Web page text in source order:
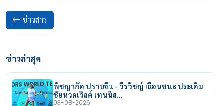
ข่าวสาร
ข่าวล่าสุด
พิชญาภัค ปราบจีน - วีรวิชญ์ เฉือนชนะ ประเดิม
ชัยหวดเวิลด์ เทนนิส…
03-08-2026